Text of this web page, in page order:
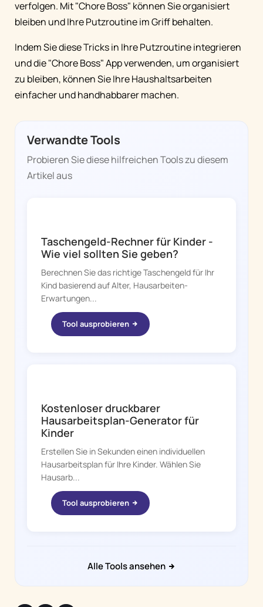
verfolgen. Mit "Chore Boss" können Sie organisiert
bleiben und Ihre Putzroutine im Griff behalten.
Indem Sie diese Tricks in Ihre Putzroutine integrieren
und die "Chore Boss" App verwenden, um organisiert
zu bleiben, können Sie Ihre Haushaltsarbeiten
einfacher und handhabbarer machen.
Verwandte Tools
Probieren Sie diese hilfreichen Tools zu diesem
Artikel aus
Taschengeld-Rechner für Kinder -
Wie viel sollten Sie geben?
Berechnen Sie das richtige Taschengeld für Ihr
Kind basierend auf Alter, Hausarbeiten-
Erwartungen...
Tool ausprobieren
Kostenloser druckbarer
Hausarbeitsplan-Generator für
Kinder
Erstellen Sie in Sekunden einen individuellen
Hausarbeitsplan für Ihre Kinder. Wählen Sie
Hausarb...
Tool ausprobieren
Alle Tools ansehen